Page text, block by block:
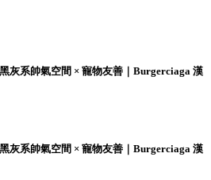
灰系帥氣空間 × 寵物友善｜Burgerciaga 漢
灰系帥氣空間 × 寵物友善｜Burgerciaga 漢